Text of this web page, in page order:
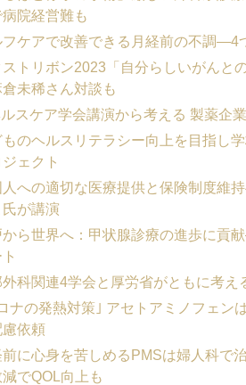
院経営難も
フケアで改善できる月経前の不調―4
ストリボン2023「自分らしいがんと
未稀さん対談も
ルスケア学会講演から考える 製薬企
のヘルスリテラシー向上を目指し
ェクト
人への適切な医療提供と保険制度維
が講演
から世界へ：甲状腺診療の進歩に貢
外科関連4学会と厚労省がともに考え
ナの発熱対策｣ アセトアミノフェ
依頼
前に心身を苦しめるPMSは婦人科で
でQOL向上も